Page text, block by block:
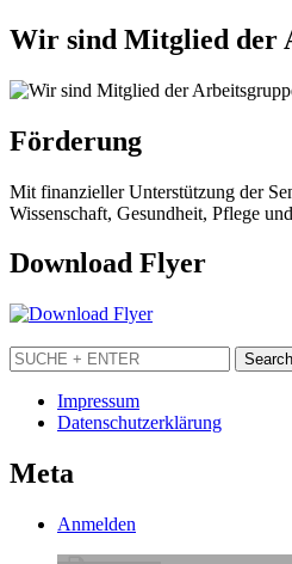
Wir sind Mitglied der
Förderung
Mit finanzieller Unterstützung der
Wissenschaft, Gesundheit, Pflege
Download Flyer
Impressum
Datenschutzerklärung
Meta
Anmelden